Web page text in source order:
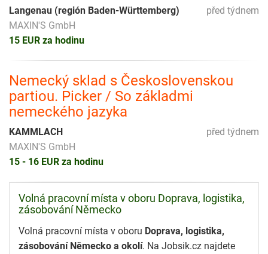
před týdnem
Langenau (región Baden-Württemberg)
MAXIN'S GmbH
15 EUR za hodinu
Nemecký sklad s Československou
partiou. Picker / So základmi
nemeckého jazyka
před týdnem
KAMMLACH
MAXIN'S GmbH
15 - 16 EUR za hodinu
Volná pracovní místa v oboru Doprava, logistika,
zásobování Německo
Volná pracovní místa v oboru Doprava, logistika,
zásobování Německo a okolí. Na Jobsik.cz najdete